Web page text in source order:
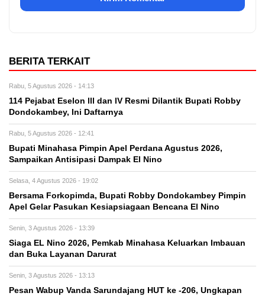
BERITA TERKAIT
Rabu, 5 Agustus 2026 - 14:13
114 Pejabat Eselon lll dan lV Resmi Dilantik Bupati Robby
Dondokambey, Ini Daftarnya
Rabu, 5 Agustus 2026 - 12:41
Bupati Minahasa Pimpin Apel Perdana Agustus 2026,
Sampaikan Antisipasi Dampak El Nino
Selasa, 4 Agustus 2026 - 19:02
Bersama Forkopimda, Bupati Robby Dondokambey Pimpin
Apel Gelar Pasukan Kesiapsiagaan Bencana El Nino
Senin, 3 Agustus 2026 - 13:39
Siaga EL Nino 2026, Pemkab Minahasa Keluarkan Imbauan
dan Buka Layanan Darurat
Senin, 3 Agustus 2026 - 13:13
Pesan Wabup Vanda Sarundajang HUT ke -206, Ungkapan